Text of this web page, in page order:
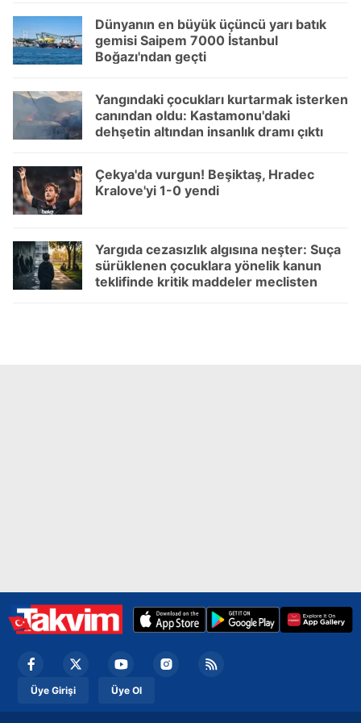
Çerezlere ilişkin tercihlerinizi aşağıda yer alan panel
vasıtasıyla belirleyebilirsiniz. Çerezlere ilişkin detaylı bilgi
Metnimiziziyaret edebilirsiniz.
6698 sayılı Kişisel Verilerin Korunması Kanunu uyarınca
hazırlanmış Aydınlatma Metnimizi okumak ve sitemizde
ilgili mevzuata uygun olarak kullanılan çerezlerle ilgili bilgi
almak için lütfen
tıklayınız
Dünyanın en büyük üçüncü yarı batık
gemisi Saipem 7000 İstanbul
Boğazı'ndan geçti
Yangındaki çocukları kurtarmak isterken
canından oldu: Kastamonu'daki
dehşetin altından insanlık dramı çıktı
Çekya'da vurgun! Beşiktaş, Hradec
Kralove'yi 1-0 yendi
Yargıda cezasızlık algısına neşter: Suça
sürüklenen çocuklara yönelik kanun
teklifinde kritik maddeler meclisten
Üye Girişi Üye Ol